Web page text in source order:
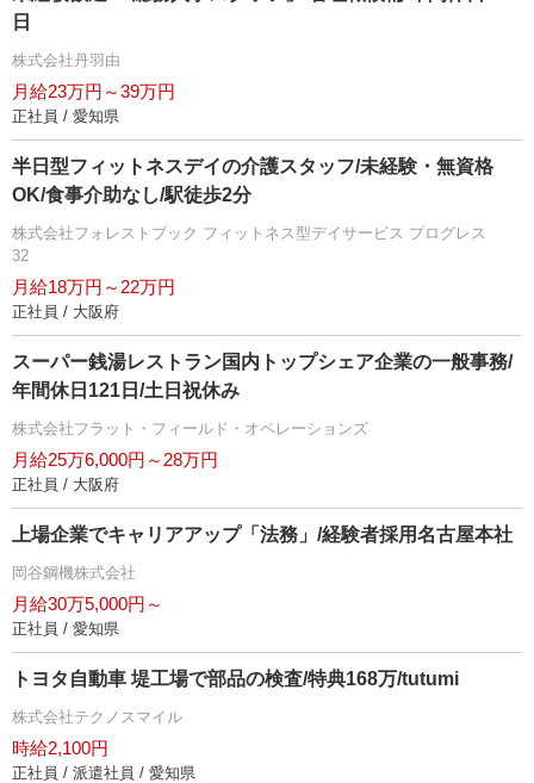
日
株式会社丹羽由
月給23万円～39万円
正社員 / 愛知県
半日型フィットネスデイの介護スタッフ/未経験・無資格
OK/食事介助なし/駅徒歩2分
株式会社フォレストブック フィットネス型デイサービス プログレス
32
月給18万円～22万円
正社員 / 大阪府
スーパー銭湯レストラン国内トップシェア企業の一般事務/
年間休日121日/土日祝休み
株式会社フラット・フィールド・オペレーションズ
月給25万6,000円～28万円
正社員 / 大阪府
上場企業でキャリアアップ「法務」/経験者採用名古屋本社
岡谷鋼機株式会社
月給30万5,000円～
正社員 / 愛知県
トヨタ自動車 堤工場で部品の検査/特典168万/tutumi
株式会社テクノスマイル
時給2,100円
正社員 / 派遣社員 / 愛知県